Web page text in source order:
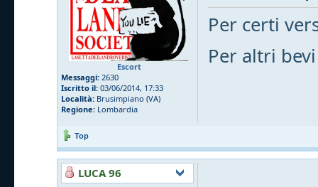
Escort
Messaggi: 2630
Iscritto il: 03/06/2014, 17:33
Località: Brusimpiano (VA)
Regione: Lombardia
Per certi
Per altri bevi
Top
LUCA 96